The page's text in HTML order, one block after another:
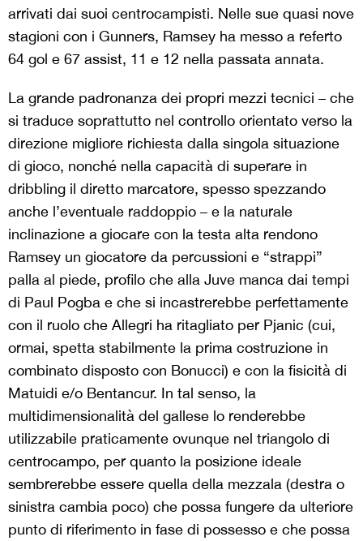
arrivati dai suoi centrocampisti. Nelle sue quasi nove
stagioni con i Gunners, Ramsey ha messo a referto
64 gol e 67 assist, 11 e 12 nella passata annata.
La grande padronanza dei propri mezzi tecnici – che
si traduce soprattutto nel controllo orientato verso la
direzione migliore richiesta dalla singola situazione
di gioco, nonché nella capacità di superare in
dribbling il diretto marcatore, spesso spezzando
anche l’eventuale raddoppio – e la naturale
inclinazione a giocare con la testa alta rendono
Ramsey un giocatore da percussioni e “strappi”
palla al piede, profilo che alla Juve manca dai tempi
di Paul Pogba e che si incastrerebbe perfettamente
con il ruolo che Allegri ha ritagliato per Pjanic (cui,
ormai, spetta stabilmente la prima costruzione in
combinato disposto con Bonucci) e con la fisicità di
Matuidi e/o Bentancur. In tal senso, la
multidimensionalità del gallese lo renderebbe
utilizzabile praticamente ovunque nel triangolo di
centrocampo, per quanto la posizione ideale
sembrerebbe essere quella della mezzala (destra o
sinistra cambia poco) che possa fungere da ulteriore
punto di riferimento in fase di possesso e che possa